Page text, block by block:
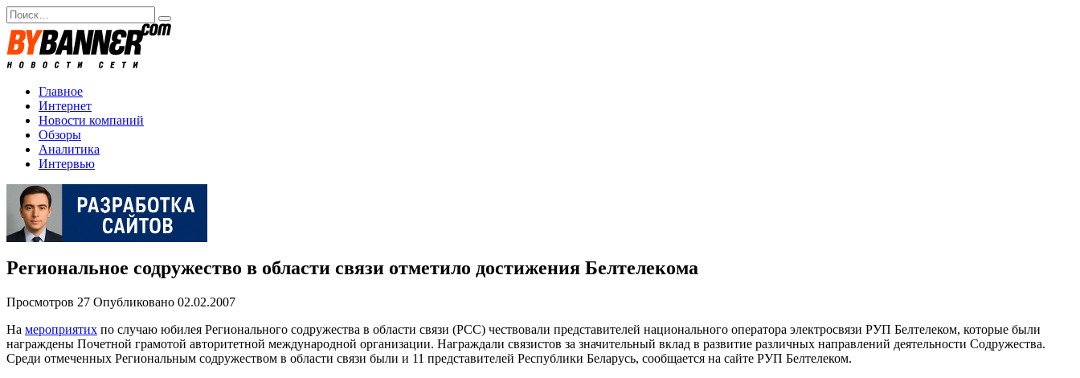
Перейти
к
содержанию
Search
for:
Главное
Интернет
Новости компаний
Обзоры
Аналитика
Интервью
Региональное содружество в области связи отметило достижения Белтелекома
Просмотров 27 Опубликовано 02.02.2007
На мероприятих по случаю юбилея Регионального содружества в области связи (РСС) чествовали представителей национального оператора электросвязи РУП Белтелеком, которые были
награждены Почетной грамотой авторитетной международной организации. Награждали связистов за значительный вклад в развитие различных направлений деятельности Содружества.
Среди отмеченных Региональным содружеством в области связи были и 11 представителей Республики Беларусь, сообщается на сайте РУП Белтелеком.